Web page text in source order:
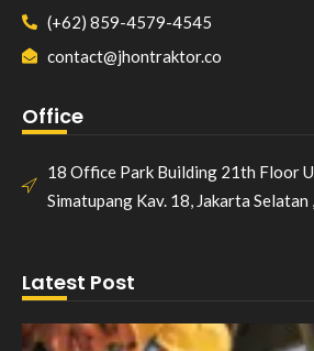
(+62) 859-4579-4545
contact@jhontraktor.co
Office
18 Office Park Building 21th Floor
Simatupang Kav. 18, Jakarta
Latest Post